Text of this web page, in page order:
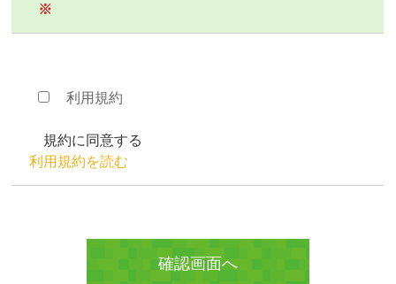
※
利用規約
規約に同意する
利用規約を読む